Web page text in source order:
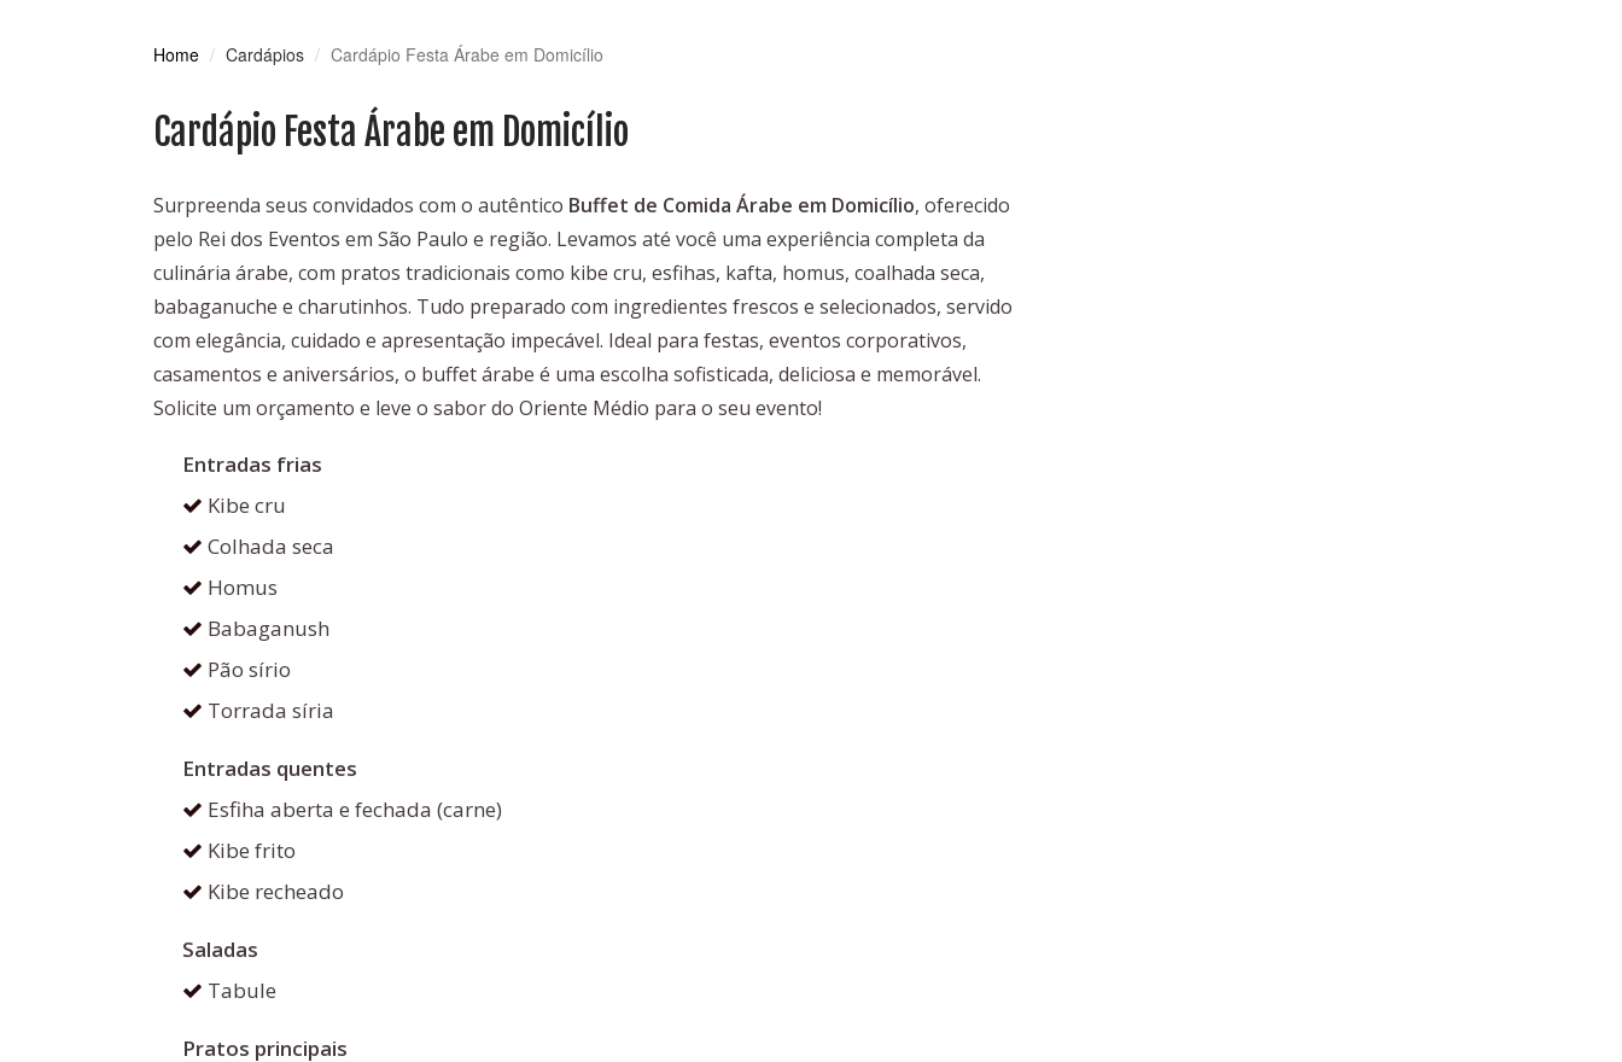
Home Cardápios Cardápio Festa Árabe em Domicílio
Cardápio Festa Árabe em Domicílio
Surpreenda seus convidados com o autêntico Buffet de Comida Árabe em Domicílio, oferecido
pelo Rei dos Eventos em São Paulo e região. Levamos até você uma experiência completa da
culinária árabe, com pratos tradicionais como kibe cru, esfihas, kafta, homus, coalhada seca,
babaganuche e charutinhos. Tudo preparado com ingredientes frescos e selecionados, servido
com elegância, cuidado e apresentação impecável. Ideal para festas, eventos corporativos,
casamentos e aniversários, o buffet árabe é uma escolha sofisticada, deliciosa e memorável.
Solicite um orçamento e leve o sabor do Oriente Médio para o seu evento!
Entradas frias
Kibe cru
Colhada seca
Homus
Babaganush
Pão sírio
Torrada síria
Entradas quentes
Esfiha aberta e fechada (carne)
Kibe frito
Kibe recheado
Saladas
Tabule
Pratos principais